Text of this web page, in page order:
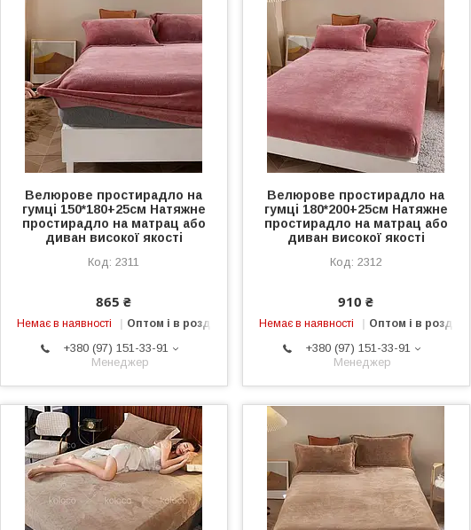
Велюрове простирадло на
гумці 150*180+25см Натяжне
простирадло на матрац або
диван високої якості
2311
865 ₴
Немає в наявності Оптом і в роздріб
+380 (97) 151-33-91
Менеджер
Велюрове простирадло на
гумці 180*200+25см Натяжне
простирадло на матрац або
диван високої якості
2312
910 ₴
Немає в наявності Оптом і в роздріб
+380 (97) 151-33-91
Менеджер